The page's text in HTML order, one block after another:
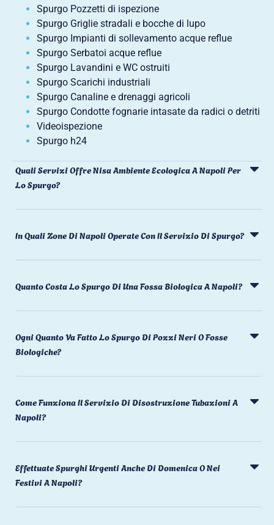
Spurgo Pozzetti di ispezione
Spurgo Griglie stradali e bocche di lupo
Spurgo Impianti di sollevamento acque reflue
Spurgo Serbatoi acque reflue
Spurgo Lavandini e WC ostruiti
Spurgo Scarichi industriali
Spurgo Canaline e drenaggi agricoli
Spurgo Condotte fognarie intasate da radici o detriti
Videoispezione
Spurgo h24
Quali Servizi Offre Nisa Ambiente Ecologica A Napoli Per
Lo Spurgo?
In Quali Zone Di Napoli Operate Con Il Servizio Di Spurgo?
Quanto Costa Lo Spurgo Di Una Fossa Biologica A Napoli?
Ogni Quanto Va Fatto Lo Spurgo Di Pozzi Neri O Fosse
Biologiche?
Come Funziona Il Servizio Di Disostruzione Tubazioni A
Napoli?
Effettuate Spurghi Urgenti Anche Di Domenica O Nei
Festivi A Napoli?